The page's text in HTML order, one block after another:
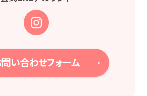
ら委託された業務の遂行等を行うため
様及び当社株式の管理業務、株主様又
よる権利の行使・義務の履行、及び法
書面・記録・データの作成のため
給与の計算・支払、人事管理業務のた
問い合わせフォーム